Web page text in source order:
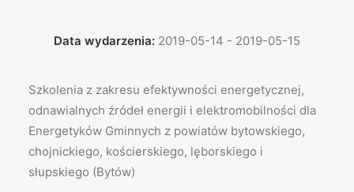
Data wydarzenia: 2019-05-14 - 2019-05-15
Szkolenia z zakresu efektywności energetycznej,
odnawialnych źródeł energii i elektromobilności dla
Energetyków Gminnych z powiatów bytowskiego,
chojnickiego, kościerskiego, lęborskiego i
słupskiego (Bytów)